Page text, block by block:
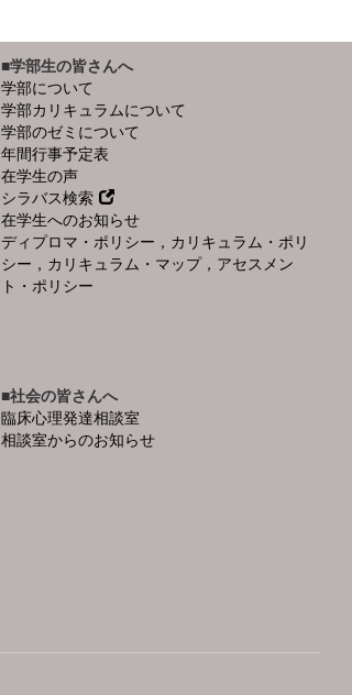
■学部生の皆さんへ
学部について
学部カリキュラムについて
学部のゼミについて
年間行事予定表
在学生の声
シラバス検索
在学生へのお知らせ
ディプロマ・ポリシー，カリキュラム・ポリ
シー，カリキュラム・マップ，アセスメン
ト・ポリシー
■社会の皆さんへ
臨床心理発達相談室
相談室からのお知らせ